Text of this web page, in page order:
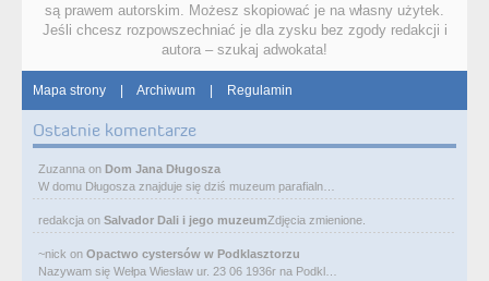
są prawem autorskim. Możesz skopiować je na własny użytek.
Jeśli chcesz rozpowszechniać je dla zysku bez zgody redakcji i
autora – szukaj adwokata!
Mapa strony | Archiwum | Regulamin
Ostatnie komentarze
Zuzanna on Dom Jana Długosza
W domu Długosza znajduje się dziś muzeum parafialn…
redakcja on Salvador Dali i jego muzeumZdjęcia zmienione.
~nick on Opactwo cystersów w Podklasztorzu
Nazywam się Wełpa Wiesław ur. 23 06 1936r na Podkl…